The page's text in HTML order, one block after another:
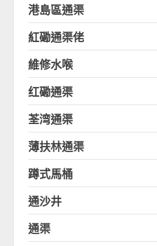
港島區通渠
紅磡通渠佬
維修水喉
红磡通渠
荃湾通渠
薄扶林通渠
蹲式馬桶
通沙井
通渠